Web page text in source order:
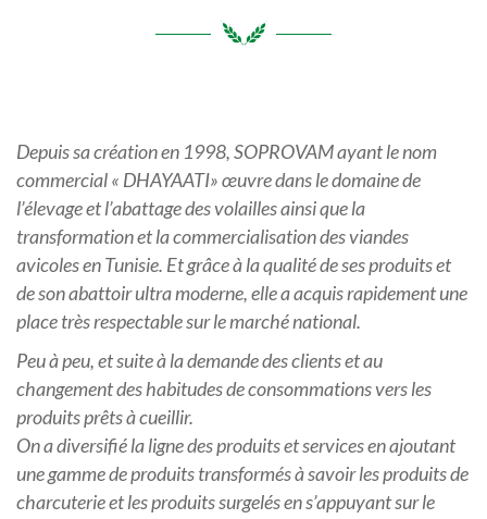
Depuis sa création en 1998, SOPROVAM ayant le nom
commercial « DHAYAATI» œuvre dans le domaine de
l’élevage et l’abattage des volailles ainsi que la
transformation et la commercialisation des viandes
avicoles en Tunisie. Et grâce à la qualité de ses produits et
de son abattoir ultra moderne, elle a acquis rapidement une
place très respectable sur le marché national.
Peu à peu, et suite à la demande des clients et au
changement des habitudes de consommations vers les
produits prêts à cueillir.
On a diversifié la ligne des produits et services en ajoutant
une gamme de produits transformés à savoir les produits de
charcuterie et les produits surgelés en s’appuyant sur le